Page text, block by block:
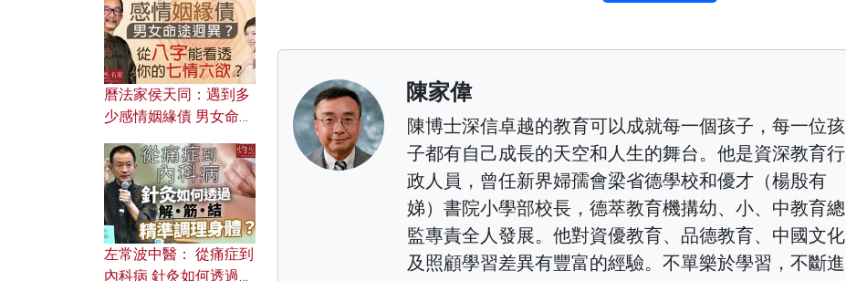
陳家偉
陳博士深信卓越的教育可以成就每一個孩子，每一位孩
子都有自己成長的天空和人生的舞台。他是資深教育行
政人員，曾任新界婦孺會梁省德學校和優才（楊殷有
娣）書院小學部校長，德萃教育機搆幼、小、中教育總
監專責全人發展。他對資優教育、品德教育、中國文化
及照顧學習差異有豐富的經驗。不單樂於學習，不斷進
曆法家侯天同：遇到多
少感情姻緣債 男女命途
的七情六欲？
左常波中醫： 從痛症到
內科病 針灸如何透過解